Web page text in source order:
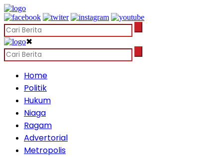
✖
Home
Politik
Hukum
Niaga
Ragam
Advertorial
Metropolis